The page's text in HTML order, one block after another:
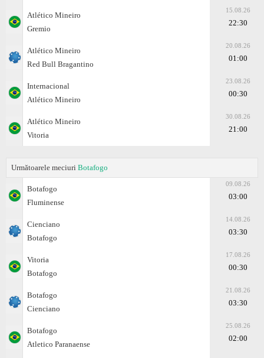
Atlético Mineiro
Gremio
15.08.26
22:30
Atlético Mineiro
Red Bull Bragantino
20.08.26
01:00
Internacional
Atlético Mineiro
23.08.26
00:30
Atlético Mineiro
Vitoria
30.08.26
21:00
Următoarele meciuri Botafogo
Botafogo
Fluminense
09.08.26
03:00
Cienciano
Botafogo
14.08.26
03:30
Vitoria
Botafogo
17.08.26
00:30
Botafogo
Cienciano
21.08.26
03:30
Botafogo
Atletico Paranaense
25.08.26
02:00